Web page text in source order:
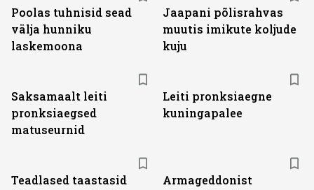
Poolas tuhnisid sead
välja hunniku
laskemoona
Jaapani põlisrahvas
muutis imikute koljude
kuju
Saksamaalt leiti
pronksiaegsed
matuseurnid
Leiti pronksiaegne
kuningapalee
Teadlased taastasid
Armageddonist